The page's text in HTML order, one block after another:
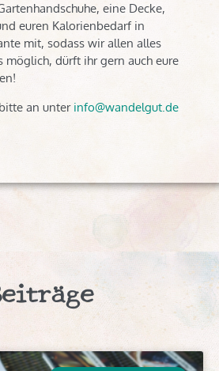
eine Decke,
euren Kalorienbedarf in
mit, sodass wir allen alles
dürft ihr gern auch eure
an unter info@wandelgut.de